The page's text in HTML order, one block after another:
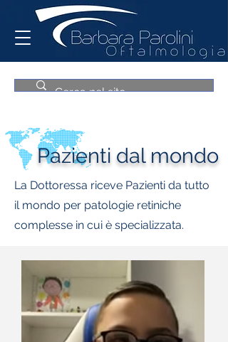
Pazienti dal mondo
La Dottoressa riceve Pazienti da tutto
il mondo per patologie retiniche
complesse in cui è specializzata.